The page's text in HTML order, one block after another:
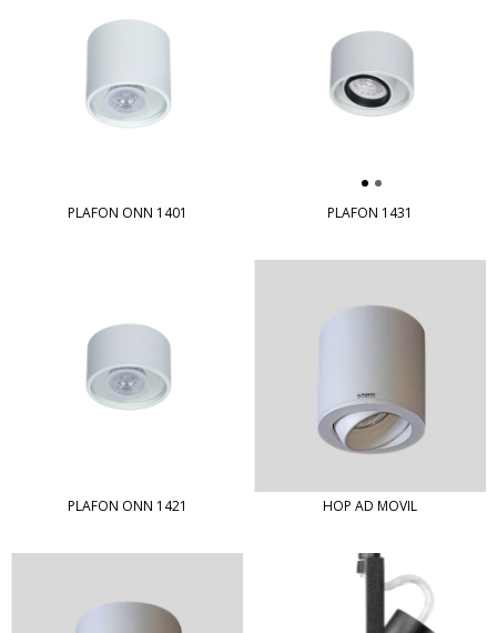
PLAFON ONN 1401 PLAFON 1431
PLAFON ONN 1421 HOP AD MOVIL